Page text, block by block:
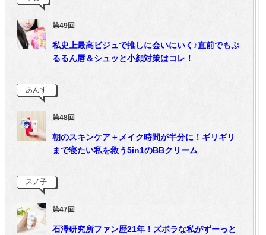
第49回
私史上最高ビジュで推しに会いにいく♪直前でもぷ
るるん唇＆シュッと小顔対策はコレ！
あんず
第48回
朝のスキンケア＋メイク時間が半分に！ギリギリ
まで寝たい私を救う5in1のBBクリーム
スノ子
第47回
石澤研究所ファン歴21年！ズボラな私がずーっと